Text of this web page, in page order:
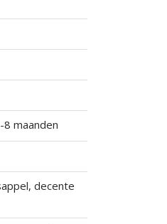
maanden
decente